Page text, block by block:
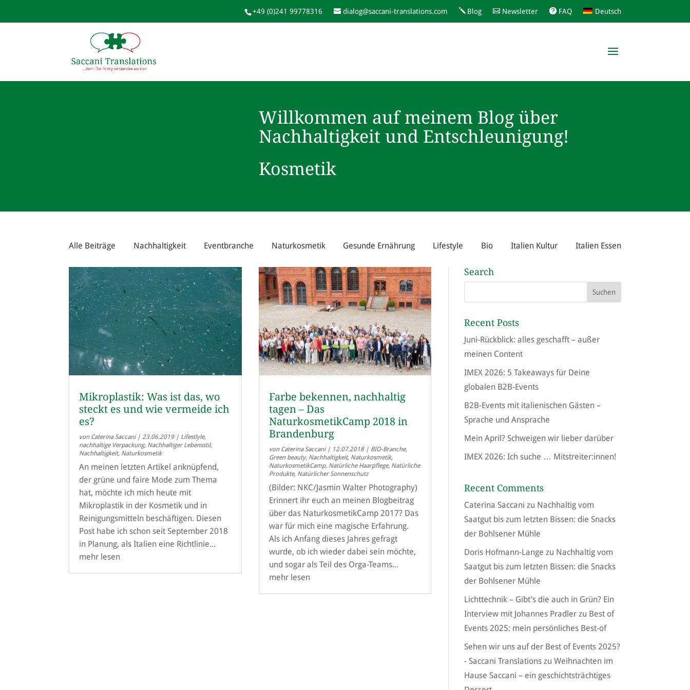
+49 (0)241 99778316 dialog@saccani-translations.com Blog Newsletter FAQ Deutsch
Willkommen auf meinem Blog über
Nachhaltigkeit und Entschleunigung!
Kosmetik
Alle Beiträge Nachhaltigkeit Eventbranche Naturkosmetik Gesunde Ernährung Lifestyle Bio Italien Kultur Italien Essen
Mikroplastik: Was ist das, wo
steckt es und wie vermeide ich
es?
von Caterina Saccani| 23.06.2019| Lifestlyle,
nachhaltige Verpackung, Nachhaltiger Lebensstil,
Nachhaltigkeit, Naturkosmetik
An meinen letzten Artikel anknüpfend,
der grüne und faire Mode zum Thema
hat, möchte ich mich heute mit
Mikroplastik in der Kosmetik und in
Reinigungsmitteln beschäftigen. Diesen
Post habe ich schon seit September 2018
in Planung, als Italien eine Richtlinie...
mehr lesen
Farbe bekennen, nachhaltig
tagen – Das
NaturkosmetikCamp 2018 in
Brandenburg
von Caterina Saccani| 12.07.2018| BIO-Branche,
Green beauty, Nachhaltigkeit, Naturkosmetik,
NaturkosmetikCamp, Natürliche Haarpflege, Natürliche
Produkte, Natürlicher Sonnenschutz
(Bilder: NKC/Jasmin Walter Photography)
Erinnert ihr euch an meinen Blogbeitrag
über das NaturkosmetikCamp 2017? Das
war für mich eine magische Erfahrung.
Als ich Anfang dieses Jahres gefragt
wurde, ob ich wieder dabei sein möchte,
und sogar als Teil des Orga-Teams...
mehr lesen
Search
Recent Posts
Juni-Rückblick: alles geschafft – außer
meinen Content
IMEX 2026: 5 Takeaways für Deine
globalen B2B-Events
B2B-Events mit italienischen Gästen –
Sprache und Ansprache
Mein April? Schweigen wir lieber darüber
IMEX 2026: Ich suche … Mitstreiter:innen!
Recent Comments
Caterina Saccani zu Nachhaltig vom
Saatgut bis zum letzten Bissen: die Snacks
der Bohlsener Mühle
Doris Hofmann-Lange zu Nachhaltig vom
Saatgut bis zum letzten Bissen: die Snacks
der Bohlsener Mühle
Lichttechnik – Gibt’s die auch in Grün? Ein
Interview mit Johannes Pradlerzu Best of
Events 2025: mein persönliches Best-of
Sehen wir uns auf der Best of Events 2025?
- Saccani Translationszu Weihnachten im
Hause Saccani – ein geschichtsträchtiges